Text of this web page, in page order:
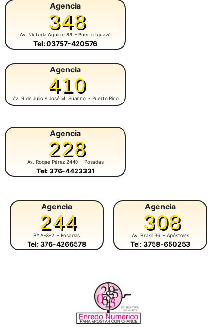
Agencia
348
Av. Victoria Aguirre 89 - Puerto Iguazú
Tel: 03757-420576
Agencia
410
Av. 9 de Julio y José M. Suanno - Puerto Rico
Agencia
228
Av. Roque Pérez 2440 - Posadas
Tel: 376-4423331
Agencia
244
Bº A-3-2 - Posadas
Tel: 376-4266578
Agencia
308
Av. Brasil 36 - Apóstoles
Tel: 3758-650253